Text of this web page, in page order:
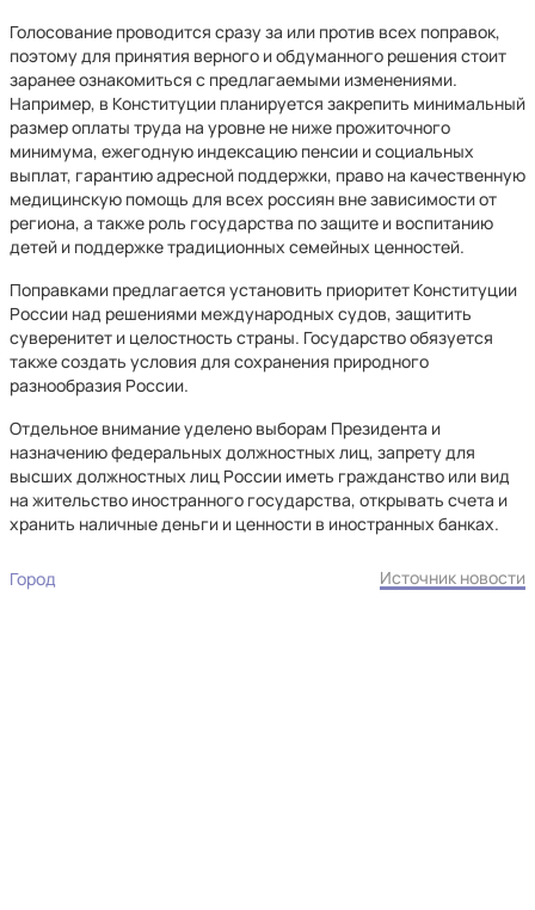
Голосование проводится сразу за или против всех поправок,
поэтому для принятия верного и обдуманного решения стоит
заранее ознакомиться с предлагаемыми изменениями.
Например, в Конституции планируется закрепить минимальный
размер оплаты труда на уровне не ниже прожиточного
минимума, ежегодную индексацию пенсии и социальных
выплат, гарантию адресной поддержки, право на качественную
медицинскую помощь для всех россиян вне зависимости от
региона, а также роль государства по защите и воспитанию
детей и поддержке традиционных семейных ценностей.
Поправками предлагается установить приоритет Конституции
России над решениями международных судов, защитить
суверенитет и целостность страны. Государство обязуется
также создать условия для сохранения природного
разнообразия России.
Отдельное внимание уделено выборам Президента и
назначению федеральных должностных лиц, запрету для
высших должностных лиц России иметь гражданство или вид
на жительство иностранного государства, открывать счета и
хранить наличные деньги и ценности в иностранных банках.
Город Источник новости